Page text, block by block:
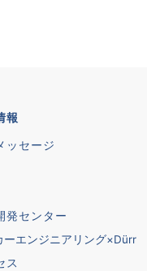
報
ッセージ
発センター
ーエンジニアリング×Dürr
ス